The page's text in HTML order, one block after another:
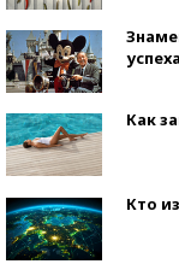
Как
Кто